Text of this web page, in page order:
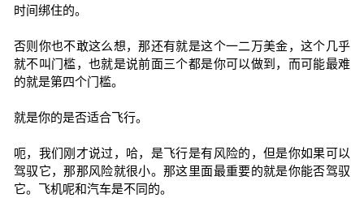
时间绑住的。
否则你也不敢这么想，那还有就是这个一二万美金，这个几乎
就不叫门槛，也就是说前面三个都是你可以做到，而可能最难
的就是第四个门槛。
就是你的是否适合飞行。
呃，我们刚才说过，哈，是飞行是有风险的，但是你如果可以
驾驭它，那那风险就很小。那这里面最重要的就是你能否驾驭
它。飞机呢和汽车是不同的。